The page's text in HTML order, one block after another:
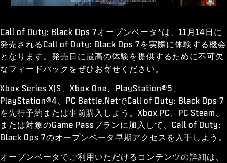
ログイン|サインアップ
Call of Duty: Black Ops 7オープンベータ*は、11月14日に
発売されるCall of Duty: Black Ops 7を実際に体験する機会
となります。発売日に最高の体験を提供するために不可欠
なフィードバックをぜひお寄せください。
Xbox Series X|S、Xbox One、PlayStation®5、
PlayStation®4、PC Battle.NetでCall of Duty: Black Ops 7
を先行予約または事前購入しよう。Xbox PC、PC Steam、
または対象のGame Passプランに加入して、Call of Duty:
Black Ops 7のオープンベータ早期アクセスを入手しよう。
オープンベータでご利用いただけるコンテンツの詳細は、